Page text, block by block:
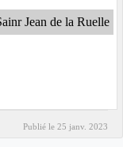
Jean de la Ruelle
Publié le 25 janv. 2023